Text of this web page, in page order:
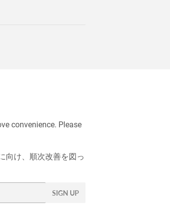
convenience. Please
向け、順次改善を図っ
SIGN UP